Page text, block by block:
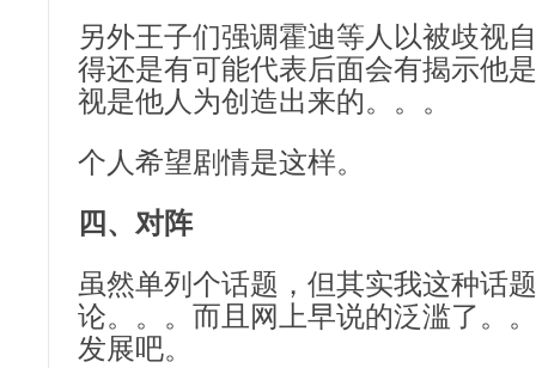
另外王子们强调霍迪等人以被歧视
得还是有可能代表后面会有揭示他
视是他人为创造出来的。。。
个人希望剧情是这样。
四、对阵
虽然单列个话题，但其实我这种话
论。。。而且网上早说的泛滥了。
发展吧。